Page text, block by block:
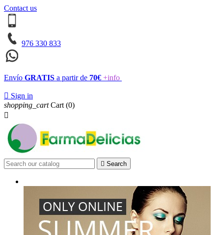
Contact us
976 330 833
Envío GRATIS a partir de 70€ +info
 Sign in
shopping_cart Cart (0)

 Search